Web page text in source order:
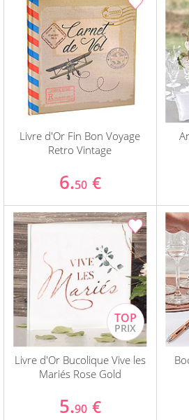
Livre d'Or Fin Bon Voyage
Retro Vintage
6.50 €
Livre d'Or Bucolique Vive les
Mariés Rose Gold
5.90 €